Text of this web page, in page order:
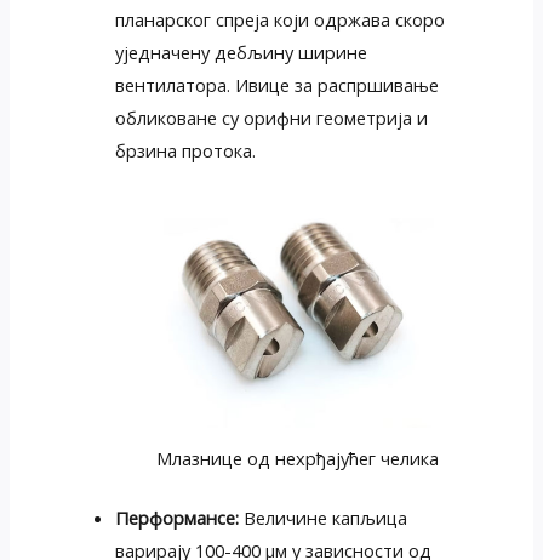
планарског спреја који одржава скоро
уједначену дебљину ширине
вентилатора. Ивице за распршивање
обликоване су орифни геометрија и
брзина протока.
Млазнице од нехрђајућег челика
Перформансе: Величине капљица
варирају 100-400 μм у зависности од